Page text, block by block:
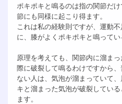
ポキポキと鳴るのは指の関節だ
節にも同様に起こり得ます。
これは私の経験則ですが、運動
に、膝がよくポキポキと鳴ってい
原理を考えても、関節内に溜ま
際に破裂して鳴るわけですから
ない人は、気泡が溜まっていて
キと溜まった気泡が破裂してい
ます。